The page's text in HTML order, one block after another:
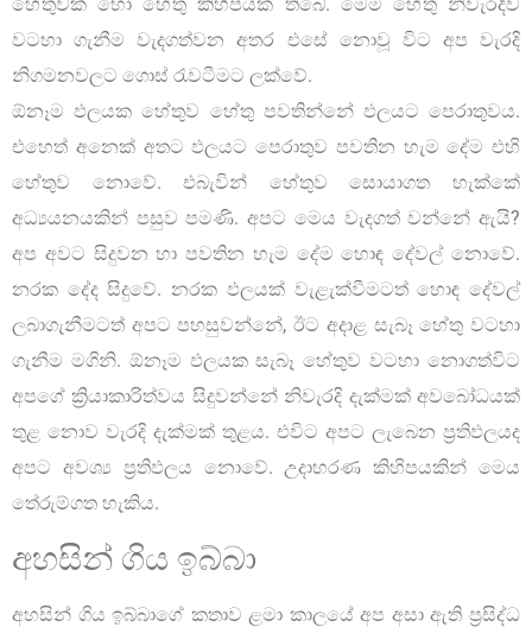
වටහා ගැනීම වැදගත්වන අතර එසේ නොවූ විට අප වැරදි
නිගමනවලට ගොස් රැවටීමට ලක්වේ.
ඕනෑම ඵලයක හේතුව හේතු පවතින්නේ ඵලයට පෙරාතුවය.
එහෙත් අනෙක් අතට ඵලයට පෙරාතුව පවතින හැම දේම එහි
හේතුව නොවේ. එබැවින් හේතුව සොයාගත හැක්කේ
අධ්‍යයනයකින් පසුව පමණි. අපට මෙය වැදගත් වන්නේ ඇයි?
අප අවට සිදුවන හා පවතින හැම දේම හොඳ දේවල් නොවේ.
නරක දේද සිදුවේ. නරක ඵලයක් වැළැක්වීමටත් හොඳ දේවල්
ලබාගැනීමටත් අපට පහසුවන්නේ, ඊට අදාළ සැබෑ හේතු වටහා
ගැනීම මගිනි. ඕනෑම ඵලයක සැබෑ හේතුව වටහා නොගත්විට
අපගේ ක්‍රියාකාරිත්වය සිදුවන්නේ නිවැරදි දැක්මක් අවබෝධයක්
තුළ නොව වැරදි දැක්මක් තුළය. එවිට අපට ලැබෙන ප්‍රතිඵලයද
අපට අවශ්‍ය ප්‍රතිඵලය නොවේ. උදාහරණ කිහිපයකින් මෙය
තේරුම්ගත හැකිය.
අහසින් ගිය ඉබ්බා
අහසින් ගිය ඉබ්බාගේ කතාව ළමා කාලයේ අප අසා ඇති ප්‍රසිද්ධ